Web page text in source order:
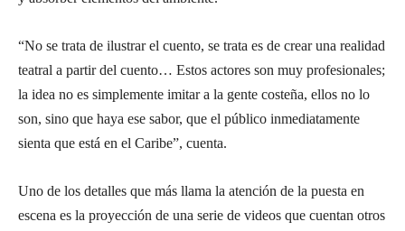
“No se trata de ilustrar el cuento, se trata es de crear una realidad
teatral a partir del cuento… Estos actores son muy profesionales;
la idea no es simplemente imitar a la gente costeña, ellos no lo
son, sino que haya ese sabor, que el público inmediatamente
sienta que está en el Caribe”, cuenta.
Uno de los detalles que más llama la atención de la puesta en
escena es la proyección de una serie de videos que cuentan otros